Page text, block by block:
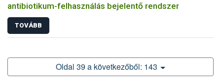
antibiotikum-felhasználás bejelentő rendszer
TOVÁBB
Oldal 39 a következőből: 143